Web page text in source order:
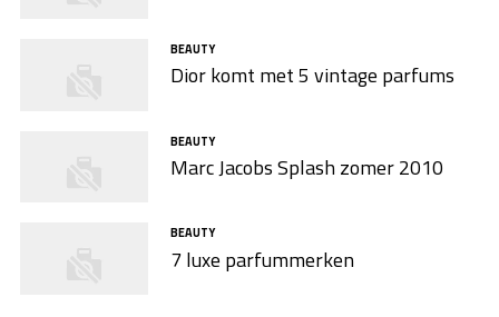
BEAUTY
Dior komt met 5 vintage parfums
BEAUTY
Marc Jacobs Splash zomer 2010
BEAUTY
7 luxe parfummerken